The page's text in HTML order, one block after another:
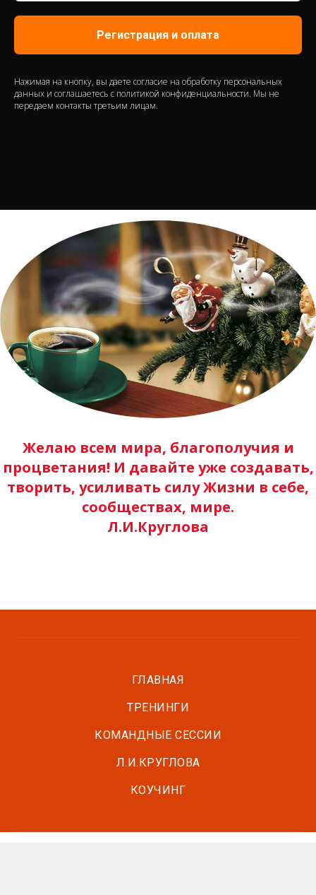
Регистрация и оплата
Нажимая на кнопку, вы даете согласие на обработку персональных
данных и соглашаетесь c политикой конфиденциальности. Мы не
передаем контакты третьим лицам.
Желаю всем мира, благополучия и
процветания! И давайте уже создавать,
творить, усиливать силу Жизни в себе,
сообществах, мире.
Л.И.Круглова
ГЛАВНАЯ
ТРЕНИНГИ
КОМАНДНЫЕ СЕССИИ
Л.И.КРУГЛОВА
КОУЧИНГ